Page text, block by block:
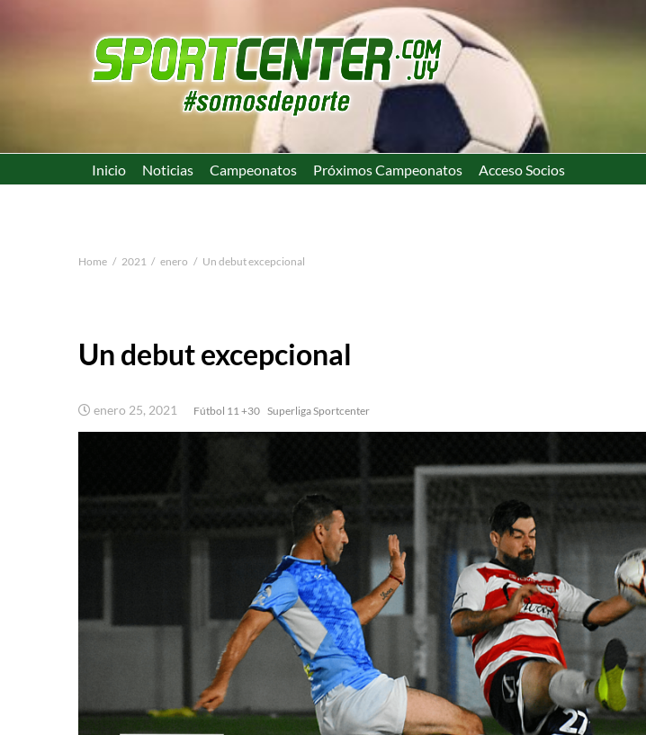
Inicio Noticias Campeonatos Próximos Campeonatos Acceso Socios
Home 2021 enero Un debut excepcional
Un debut excepcional
enero 25, 2021 Fútbol 11 +30 Superliga Sportcenter